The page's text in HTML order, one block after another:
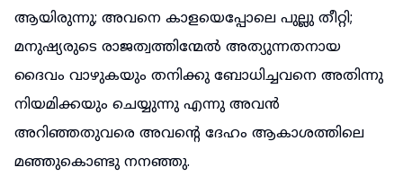
ആയിരുന്നു; അവനെ കാളയെപ്പോലെ പുല്ലു തീറ്റി;
മനുഷ്യരുടെ രാജത്വത്തിന്മേൽ അത്യുന്നതനായ
ദൈവം വാഴുകയും തനിക്കു ബോധിച്ചവനെ അതിന്നു
നിയമിക്കയും ചെയ്യുന്നു എന്നു അവൻ
അറിഞ്ഞതുവരെ അവന്റെ ദേഹം ആകാശത്തിലെ
മഞ്ഞുകൊണ്ടു നനഞ്ഞു.